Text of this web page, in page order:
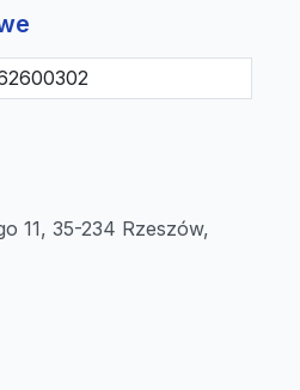
11, 35-234 Rzeszów,